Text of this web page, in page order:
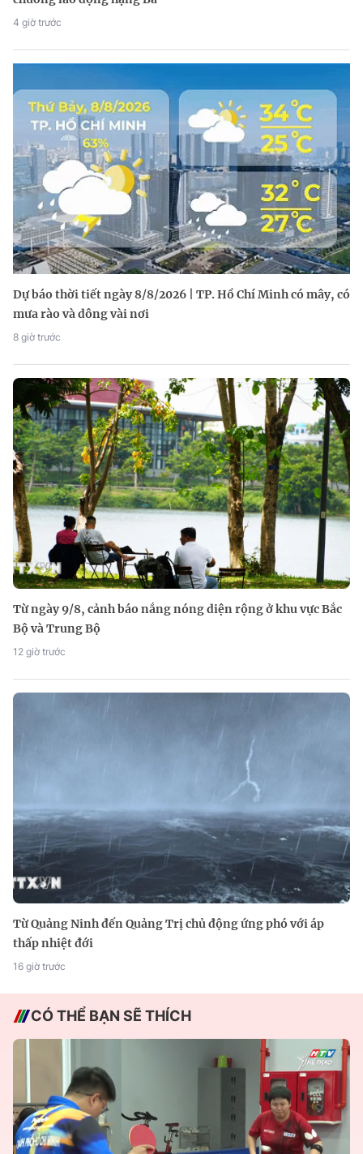
4 giờ trước
Dự báo thời tiết ngày 8/8/2026 | TP. Hồ Chí Minh có mây, có
mưa rào và dông vài nơi
8 giờ trước
Từ ngày 9/8, cảnh báo nắng nóng diện rộng ở khu vực Bắc
Bộ và Trung Bộ
12 giờ trước
Từ Quảng Ninh đến Quảng Trị chủ động ứng phó với áp
thấp nhiệt đới
16 giờ trước
CÓ THỂ BẠN SẼ THÍCH